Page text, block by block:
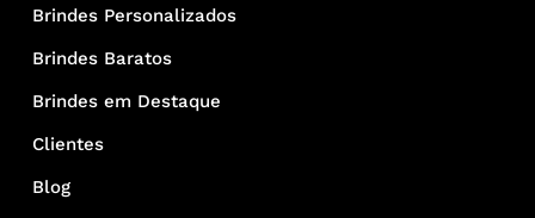
Brindes Personalizados
Brindes Baratos
Brindes em Destaque
Clientes
Blog